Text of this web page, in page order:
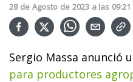
28 de Agosto de 2023 a las 09:21
Sergio Massa anunció
para productores